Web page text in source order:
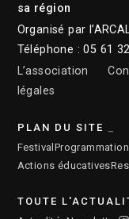
sa région
Organisé par
Téléphone : 05 61
L’association
légales
PLAN DU SITE
Festival
Actions éducatives
TOUTE